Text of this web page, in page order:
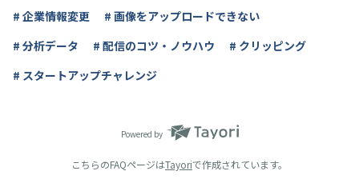
# 企業情報変更
# 画像をアップロードできない
# 分析データ
# 配信のコツ・ノウハウ
# クリッピング
# スタートアップチャレンジ
Powered by
こちらのFAQページはTayoriで作成されています。